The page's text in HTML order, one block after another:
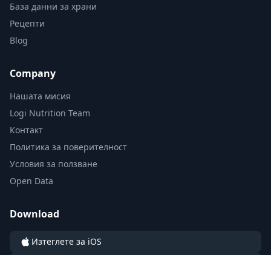
База данни за храни
Рецепти
Blog
Company
Нашата мисия
Logi Nutrition Team
Контакт
Политика за поверителност
Условия за ползване
Open Data
Download
Изтеглете за iOS